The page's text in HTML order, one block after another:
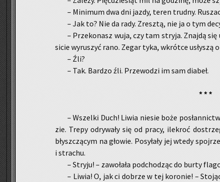
– Mi­ni­mum dwa dni jazdy, teren trud­ny.
– Jak to? Nie da rady. Zresz­tą, nie ja o tym
– Prze­ko­nasz wuja, czy tam stry­ja. Znaj­dą
si­cie wy­ru­szyć rano. Zegar tyka, wkrót­ce usły­szą
– Źli?
– Tak. Bar­dzo źli. Prze­wo­dzi im sam dia­beł.
* * *
– Wszel­ki Duch! Liwia nie­sie boże
zie. Trepy od­ry­wa­ły się od pracy, ile­kroć
błysz­czą­cym na gło­wie. Po­sy­ła­ły jej wtedy
i stra­chu.
– Stry­ju! – za­wo­ła­ła pod­cho­dząc do burty
– Liwia! O, jak ci do­brze w tej ko­ro­nie! –